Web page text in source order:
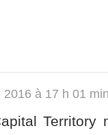
2016 à 17 h 01
Territory